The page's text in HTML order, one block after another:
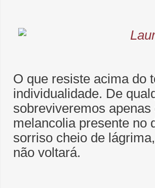
O que resiste acima do
individualidade. De
sobreviveremos
melancolia presente no
sorriso cheio de
não voltará.